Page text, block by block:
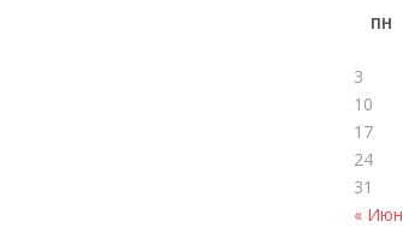
ПН
« Июн
3
10
17
24
31